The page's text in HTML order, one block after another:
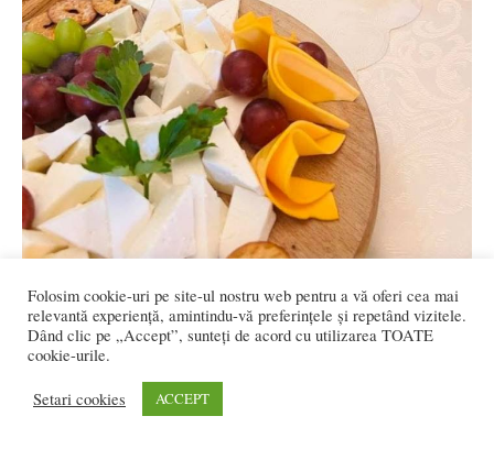
Folosim cookie-uri pe site-ul nostru web pentru a vă oferi cea mai
relevantă experiență, amintindu-vă preferințele și repetând vizitele.
Dând clic pe „Accept”, sunteți de acord cu utilizarea TOATE
cookie-urile.
Setari cookies ACCEPT